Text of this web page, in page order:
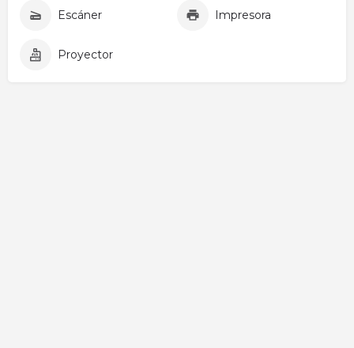
Escáner Impresora
Proyector